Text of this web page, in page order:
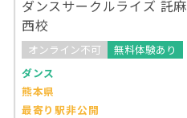
ダンスサークルライズ 託麻
西校
オンライン不可
無料体験あり
ダンス
熊本県
最寄り駅非公開